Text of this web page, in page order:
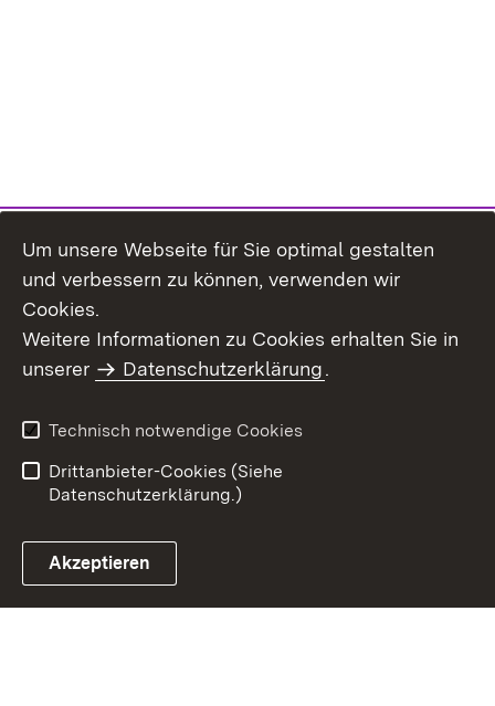
Benutzungshinweise
Erklärung zur
Um unsere Webseite für Sie optimal gestalten
und verbessern zu können, verwenden wir
Cookies.
Weitere Informationen zu Cookies erhalten Sie in
unserer
Datenschutzerklärung.
Technisch notwendige Cookies
Drittanbieter-Cookies (Siehe
Datenschutzerklärung.)
Akzeptieren